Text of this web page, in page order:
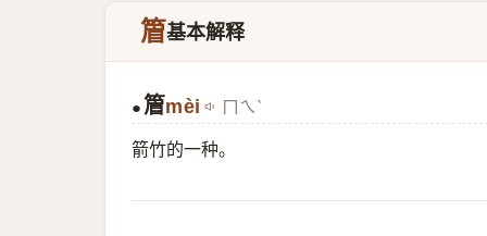
篃基本解释
● 篃mèi ㄇㄟˋ
箭竹的一种。